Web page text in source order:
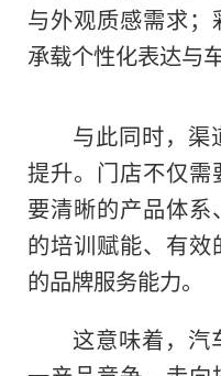
与外观质感需求
承载个性化表达与
与此同时，渠
提升。门店不仅
要清晰的产品体
的培训赋能、有
的品牌服务能力。
这意味着，汽